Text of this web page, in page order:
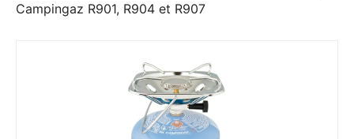
Campingaz R901, R904 et R907